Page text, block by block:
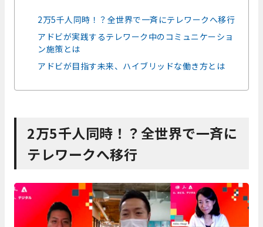
2万5千人同時！？全世界で一斉にテレワークへ移行
アドビが実践するテレワーク中のコミュニケーショ
ン施策とは
アドビが目指す未来、ハイブリッドな働き方とは
2万5千人同時！？全世界で一斉に
テレワークへ移行